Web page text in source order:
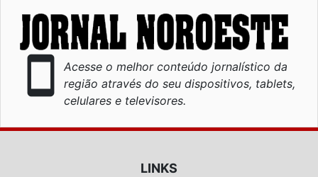
smartphone
Acesse o melhor conteúdo jornalístico da
região através do seu dispositivos, tablets,
celulares e televisores.
LINKS